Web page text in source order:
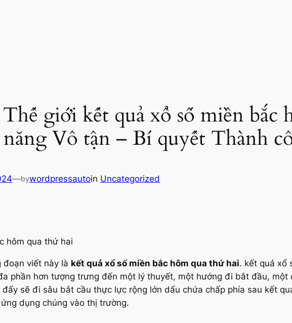
giới kết quả xổ số miền bắc
Vô tận – Bí quyết Thành
—bywordpressautoin Uncategorized
hôm qua thứ hai
đoạn viết này là kết quả xổ số miền bắc hôm qua thứ hai. kết quả xổ
phần hơn tượng trưng đến một lý thuyết, một hướng đi bắt đầu,
sẽ đi sâu bắt cầu thực lực rộng lớn dấu chứa chấp phía sau kết
dụng chúng vào thị trường.